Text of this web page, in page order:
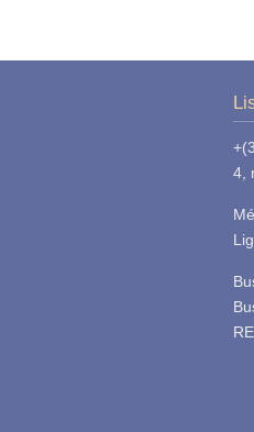
4,